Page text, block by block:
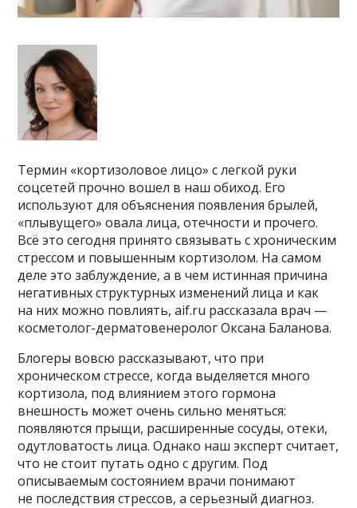
Термин «кортизоловое лицо» с легкой руки
соцсетей прочно вошел в наш обиход. Его
используют для объяснения появления брылей,
«плывущего» овала лица, отечности и прочего.
Всё это сегодня принято связывать с хроническим
стрессом и повышенным кортизолом. На самом
деле это заблуждение, а в чем истинная причина
негативных структурных изменений лица и как
на них можно повлиять, aif.ru рассказала врач —
косметолог-дерматовенеролог Оксана Баланова.
Блогеры вовсю рассказывают, что при
хроническом стрессе, когда выделяется много
кортизола, под влиянием этого гормона
внешность может очень сильно меняться:
появляются прыщи, расширенные сосуды, отеки,
одутловатость лица. Однако наш эксперт считает,
что не стоит путать одно с другим. Под
описываемым состоянием врачи понимают
не последствия стрессов, а серьезный диагноз.